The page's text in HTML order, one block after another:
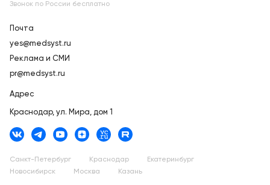
Звонок по России бесплатно
Почта
yes@medsyst.ru
Реклама и СМИ
pr@medsyst.ru
Адрес
Краснодар, ул. Мира, дом 1
Санкт-Петербург Краснодар
Екатеринбург
Новосибирск
Москва Казань